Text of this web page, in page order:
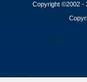
Copyright ©2002 -